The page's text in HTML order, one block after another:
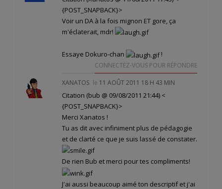
{POST_SNAPBACK}>
Voir un DA à la fois mignon ET gore, ça
m'éclaterait, mdr!
Essaye Dokuro-chan !
CONNECTEZ-VOUS POUR RÉPONDRE
XANATOS le 11 AOÛT 2011 18 H 43 MIN
Citation (bub @ 09/08/2011 21:44) <
{POST_SNAPBACK}>
Merci Xanatos !
Tu as dit avec infiniment plus de pédagogie
et de clarté ce que je suis lassé de constater.
De rien Bub et merci pour tes compliments!
J'ai aussi beaucoup aimé ton descriptif et j'ai